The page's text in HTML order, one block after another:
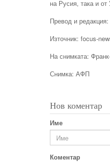
на Русия, така и от
Превод и
Източник: focus-
На снимката:
Снимка: АФП
Нов коментар
Име
Коментар